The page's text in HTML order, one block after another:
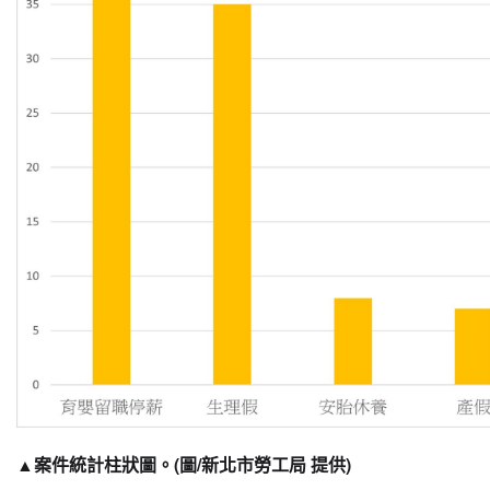
▲案件統計柱狀圖。(圖/新北市勞工局 提供)